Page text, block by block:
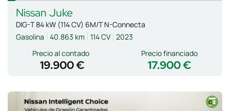
Nissan Juke
DIG-T 84 kW (114 CV) 6M/T N-Connecta
Gasolina
40.863 km 114 CV 2023
Precio al contado
19.900 € 17.900 €
Precio financiado